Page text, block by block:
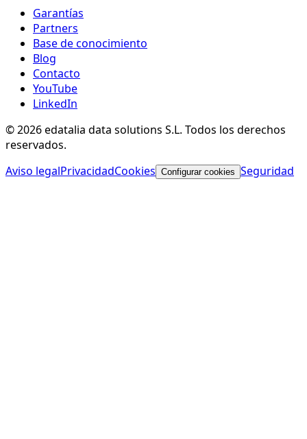
Garantías
Partners
Base de conocimiento
Blog
Contacto
YouTube
LinkedIn
© 2026 edatalia data solutions S.L. Todos los derechos
reservados.
Aviso legalPrivacidadCookies Configurar cookies Seguridad